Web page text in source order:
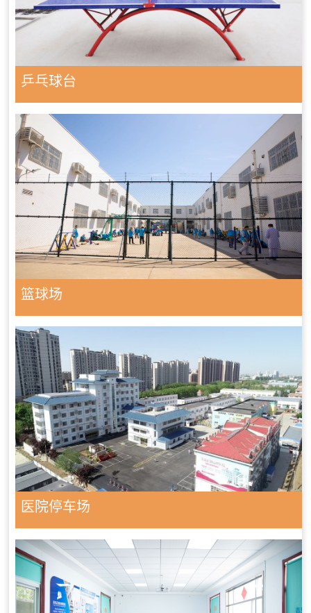
乒乓球台
篮球场
医院停车场